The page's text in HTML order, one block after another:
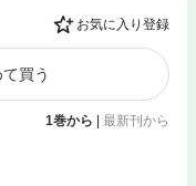
お気に入り登録
買う
1巻から 最新刊から